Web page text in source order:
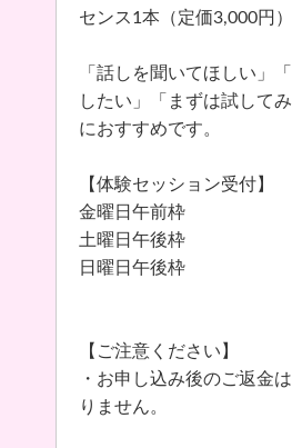
センス1本（定価3,000円）
「話しを聞いてほしい」
したい」「まずは試して
におすすめです。
【体験セッション受付】
金曜日午前枠
土曜日午後枠
日曜日午後枠
【ご注意ください】
・お申し込み後のご返金
りません。